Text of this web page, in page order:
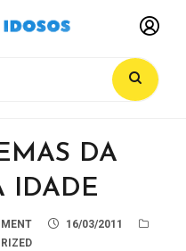
DA
IDADE
16/03/2011